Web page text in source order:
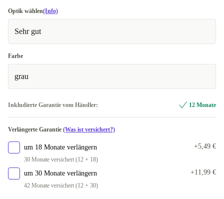
Optik wählen(Info)
Sehr gut
Farbe
grau
Inkludierte Garantie vom Händler: 12 Monate
Verlängerte Garantie (Was ist versichert?)
um 18 Monate verlängern
30 Monate versichert (12 + 18)
+5,49 €
um 30 Monate verlängern
42 Monate versichert (12 + 30)
+11,99 €